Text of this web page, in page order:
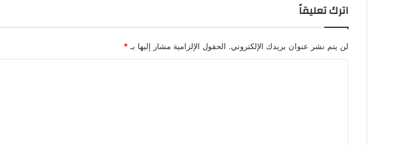
اترك تعليقاً
لن يتم نشر عنوان بريدك الإلكتروني. الحقول الإلزامية مشار إليها بـ *